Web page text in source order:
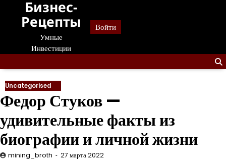
Перейти
содержанию
Бизнес-
Рецепты
Умные
Инвестиции
Войти
Uncategorised
Федор Стуков —
удивительные факты из
биографии и личной жизни
mining_broth 27 марта 2022